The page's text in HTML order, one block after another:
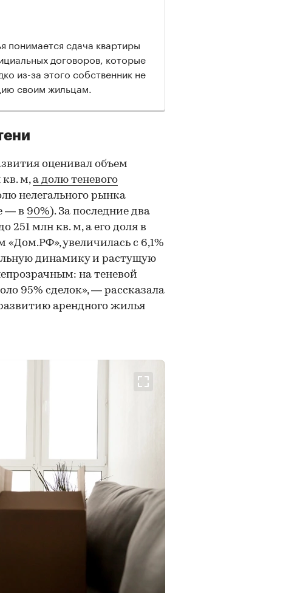
понимается сдача квартиры
договоров, которые
из-за этого собственник не
своим жильцам.
оценивал объем
кв. м,а долю теневого
нелегального рынка
— в 90%). За последние два
251 млн кв. м, а его доля в
увеличилась с 6,1%
динамику и растущую
на теневой
95% сделок», — рассказала
арендного жилья